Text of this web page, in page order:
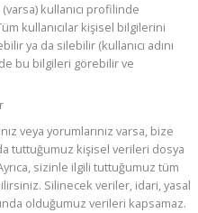
kullanıcı profilinde
kullanıcılar kişisel bilgilerini
ya da silebilir (kullanıcı adını
bu bilgileri görebilir ve
veya yorumlarınız varsa, bize
tuttuğumuz kişisel verileri dosya
sizinle ilgili tuttuğumuz tüm
Silinecek veriler, idari, yasal
olduğumuz verileri kapsamaz.